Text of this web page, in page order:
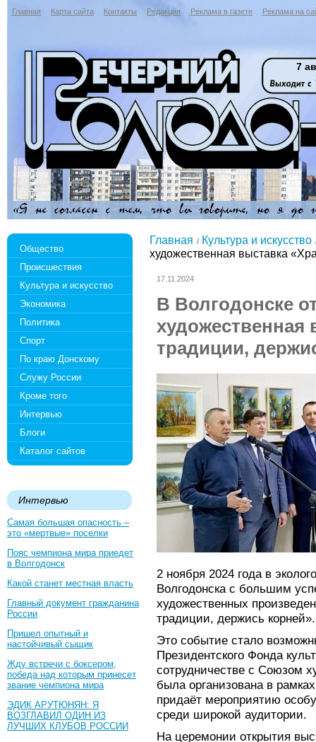
Главная Карта сайта Контакты Редакция Реклама в газете Реклама на
7
Общество
Происшествия
Культура и искусство
Экономика
Политика
Спорт
По краю Донскому
Служу России
Кроме того
Интервью
Блоги
Каталог сайтов
Интервью
Самая большая опасность –
это «мертвые» поселки
Пояс чемпиона мира приедет
в Волгодонск
Какой станет местная власть
Главный документ гражданина
России
Пришел опытный и
настойчивый сыщик
Жду встречи с боксером,
победа над которым принесет
звание чемпиона мира
ЭДИК АРУТЮНЯН: Я
ВОЗГЛАВИЛ ОДИН ИЗ
ЛУЧШИХ КЛУБОВ РОССИИ
Главная
Культура и искусство
художественная выставка
17.11.2024
В Волгодонске
художественная
традиции,
2 ноября 2024 года в
Волгодонска с большим
художественных
традиции, держись корней».
Это событие стало
Президентского Фонда
сотрудничестве с Союзом
была организована в
придаёт мероприятию
среди широкой аудитории.
На церемонии открытия